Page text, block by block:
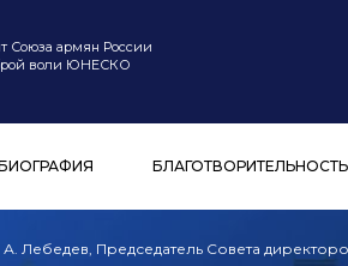
Союза армян России
воли ЮНЕСКО
БЛАГОТВОРИТЕЛЬНОСТЬ
А. Лебедев, Председатель Совета